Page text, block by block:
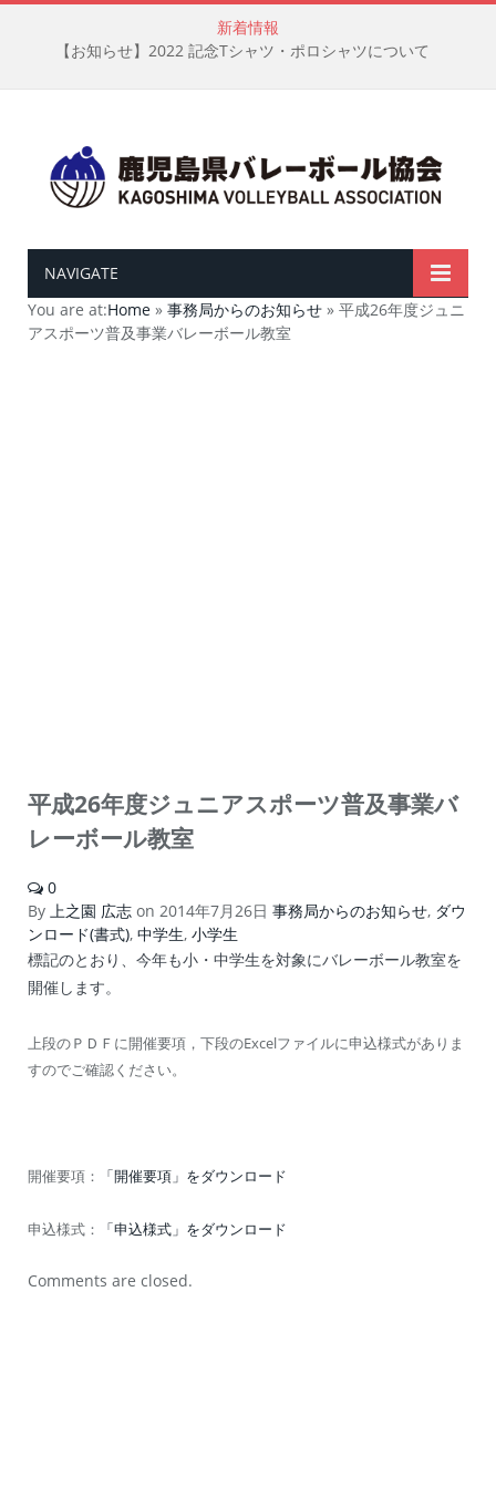
新着情報
【お知らせ】2022 記念Tシャツ・ポロシャツについて
NAVIGATE
You are at:Home » 事務局からのお知らせ » 平成26年度ジュニ
アスポーツ普及事業バレーボール教室
平成26年度ジュニアスポーツ普及事業バ
レーボール教室
0
By 上之園 広志 on 2014年7月26日 事務局からのお知らせ, ダウ
ンロード(書式), 中学生, 小学生
標記のとおり、今年も小・中学生を対象にバレーボール教室を
開催します。
上段のＰＤＦに開催要項，下段のExcelファイルに申込様式がありま
すのでご確認ください。
開催要項： 「開催要項」をダウンロード
申込様式： 「申込様式」をダウンロード
Comments are closed.